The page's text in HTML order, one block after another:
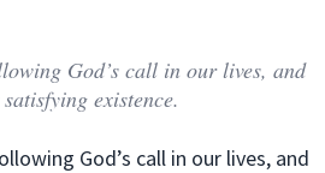
God’s call in our lives, and
existence.
God’s call in our lives, and